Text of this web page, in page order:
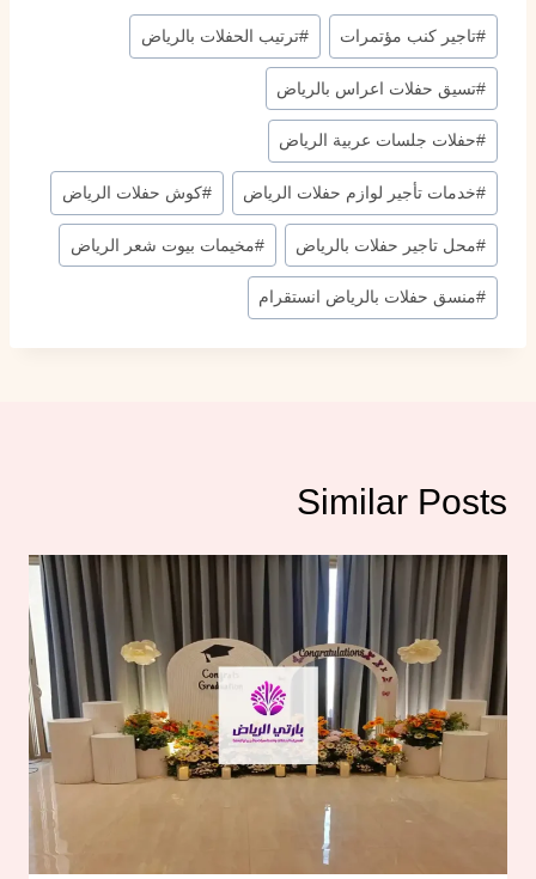
#تاجير كنب مؤتمرات #ترتيب الحفلات بالرياض
#تسيق حفلات اعراس بالرياض
#حفلات جلسات عربية الرياض
#خدمات تأجير لوازم حفلات الرياض #كوش حفلات الرياض
#محل تاجير حفلات بالرياض #مخيمات بيوت شعر الرياض
#منسق حفلات بالرياض انستقرام
Similar Posts